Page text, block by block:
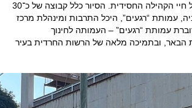
חסידות צאנז, ואִפשר הצצה אותנטית, בלתי אמצעית ונדירה אל חיי הקהילה החסידית. הסיור כלל קבוצה של כ־30
עמותת “רגעים”, היכל התרבות ומינהלת מרכז
עמותת “רגעים” – העמותה לחינוך
הבאר, ובתמיכה מלאה של הרשות החרדית בעיר